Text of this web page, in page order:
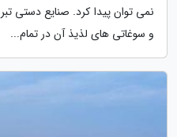
نمی توان پیدا کرد. صنایع دستی
و سوغاتی های لذیذ آن در تمام...